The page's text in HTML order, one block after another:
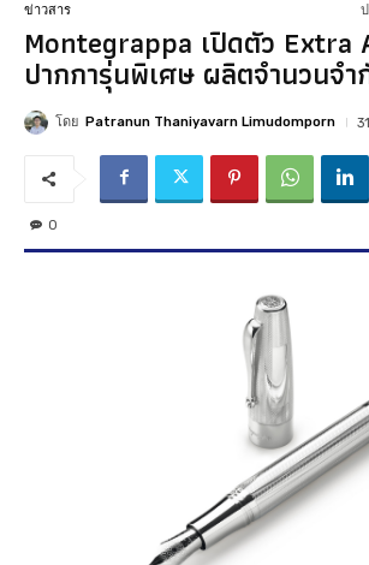
ข่าวสาร
Montegrappa เปิดตัว Extra
ปากการุ่นพิเศษ ผลิตจำนวนจำ
โดย Patranun Thaniyavarn Limudomporn
0